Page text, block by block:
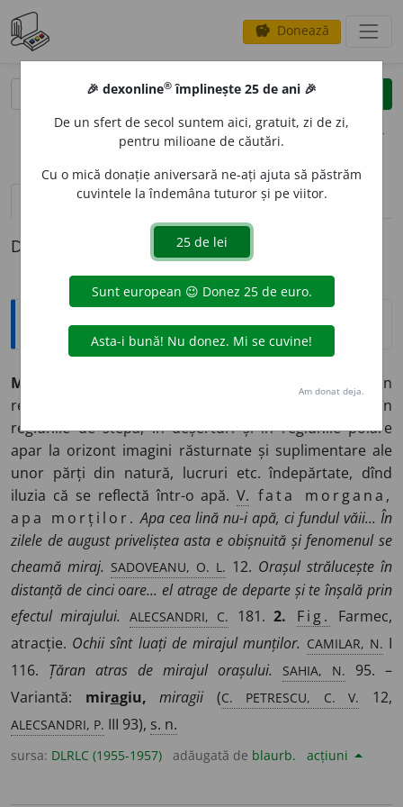
savings Donează
clear
opțiuni
definiții (1) pronunțievolume_up (12)
Definiția cu ID-ul 919462:
Explicative DEX
MIR
Fenomen optic produs prin
refracția luminii în atmosferă, datorită căruia uneori în
regiunile de stepă, în deșerturi și în regiunile polare
apar la orizont imagini răsturnate și suplimentare ale
unor părți din natură, lucruri etc. îndepărtate, dînd
iluzia că se reflectă într-o apă.V. fata morgana,
apa morților. Apa cea lină nu-i apă, ci fundul văii... În
zilele de august priveliștea asta e obișnuită și fenomenul se
cheamă miraj. SADOVEANU, O. L. 12. Orașul strălucește în
distanță de cinci oare... el atrage de departe și te înșală prin
efectul mirajului. ALECSANDRI, C. 181.2. Fig.
Farmec,
atracție. Ochii sînt luați de mirajul munților. CAMILAR, N. I
116. Țăran atras de mirajul orașului. SAHIA, N. 95. –
Variantă: miragiu, miragii (C. PETRESCU, C. V. 12,
ALECSANDRI, P. III 93), s. n.
sursa: DLRLC (1955-1957) adăugată de blaurb. acțiuni
🎉 dexonline® împlinește 25 de ani 🎉
De un sfert de secol suntem aici, gratuit, zi de zi,
pentru milioane de căutări.
Cu o mică donație aniversară ne-ați ajuta să păstrăm
cuvintele la îndemâna tuturor și pe viitor.
Am donat deja.